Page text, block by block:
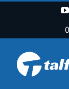
YouTube